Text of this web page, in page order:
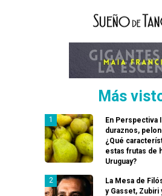
Más
En Perspectiva
duraznos,
¿Qué
estas frutas de
Uruguay?
La Mesa de
y Gasset, Zubiri